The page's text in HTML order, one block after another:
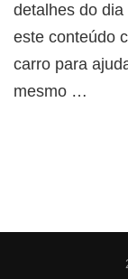
detalhes do
este conteúdo
carro para
mesmo …